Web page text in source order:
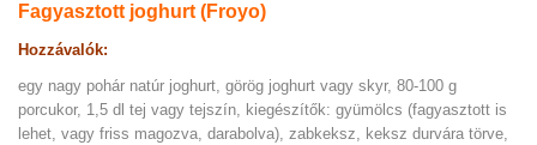
Fagyasztott joghurt (Froyo)
Hozzávalók:
egy nagy pohár natúr joghurt, görög joghurt vagy skyr, 80-100 g
porcukor, 1,5 dl tej vagy tejszín, kiegészítők: gyümölcs (fagyasztott is
lehet, vagy friss magozva, darabolva), zabkeksz, keksz durvára törve,